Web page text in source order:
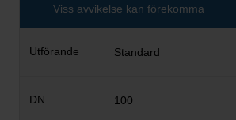
Viss avvikelse kan förekomma
Standard
100